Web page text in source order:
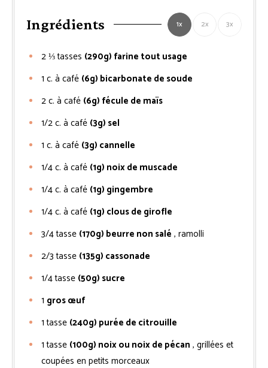
Ingrédients 1x 2x 3x
2 ⅓tasses (290g) farine tout usage
1 c. à café (6g) bicarbonate de soude
2c. à café (6g) fécule de maïs
1/2c. à café (3g) sel
1 c. à café (3g) cannelle
1/4c. à café (1g) noix de muscade
1/4c. à café (1g) gingembre
1/4c. à café (1g) clous de girofle
3/4tasse (170g) beurre non salé , ramolli
2/3tasse (135g) cassonade
1/4tasse (50g) sucre
1 gros œuf
1 tasse (240g) purée de citrouille
1 tasse (100g) noix ou noix de pécan , grillées et
coupées en petits morceaux